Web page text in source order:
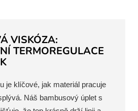
VISKÓZA:
TERMOREGULACE
je klíčové, jak materiál pracuje
Náš bambusový úplet s